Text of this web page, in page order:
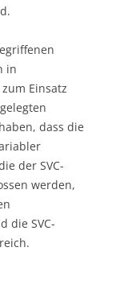
in
Einsatz
dass die
der SVC-
werden,
die SVC-